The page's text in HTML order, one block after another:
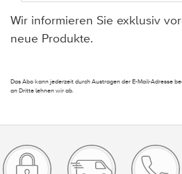
Wir informieren Sie exklusiv
neue Produkte.
Das Abo kann jederzeit durch Austragen der E-Mail-Adresse
an Dritte lehnen wir ab.